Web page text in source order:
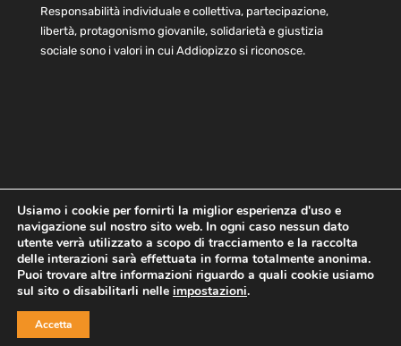
Responsabilità individuale e collettiva, partecipazione,
libertà, protagonismo giovanile, solidarietà e giustizia
sociale sono i valori in cui Addiopizzo si riconosce.
Home Statuto e bilancio
Contatti
Privacy
Cookie Child Protection Policy
Copyright © 2021 AddioPizzo | Tutti i diritti riservati | Sede
Usiamo i cookie per fornirti la miglior esperienza d'uso e
navigazione sul nostro sito web. In ogni caso nessun dato
utente verrà utilizzato a scopo di tracciamento e la raccolta
delle interazioni sarà effettuata in forma totalmente anonima.
Puoi trovare altre informazioni riguardo a quali cookie usiamo
sul sito o disabilitarli nelle impostazioni.
Accetta